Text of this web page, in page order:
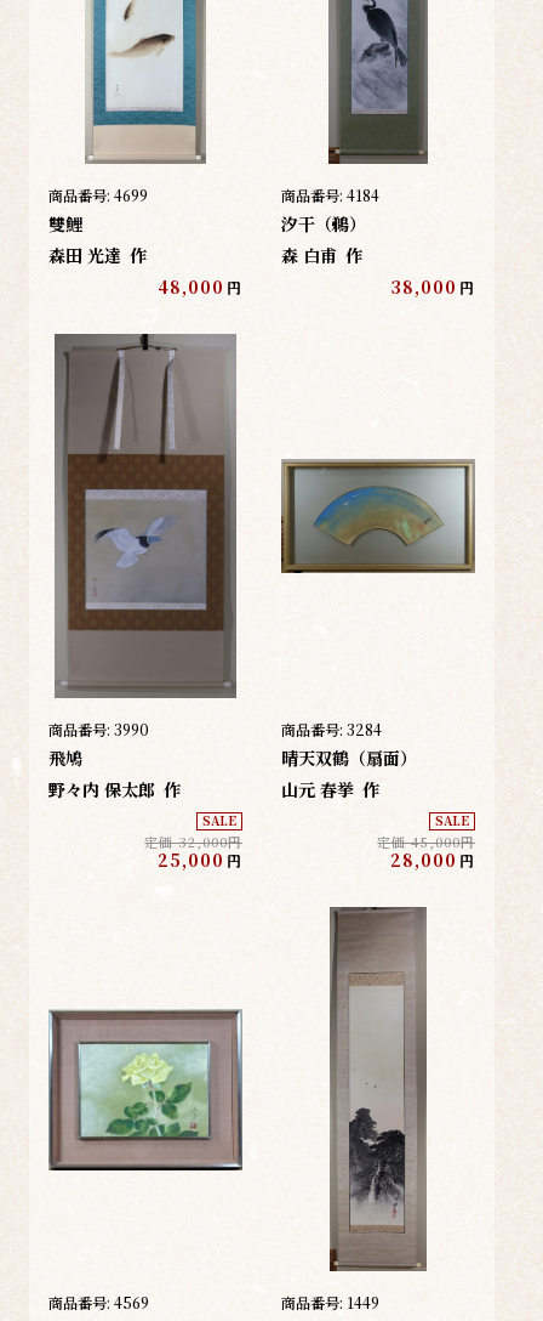
商品番号: 4699
雙鯉
森田 光達 作
48,000 円
商品番号: 4184
汐干（鵜）
森 白甫 作
38,000 円
商品番号: 3990
飛鳩
野々内 保太郎 作
SALE
定価 32,000円
25,000 円
商品番号: 3284
晴天双鶴（扇面）
山元 春挙 作
SALE
定価 45,000円
28,000 円
商品番号: 4569 商品番号: 1449